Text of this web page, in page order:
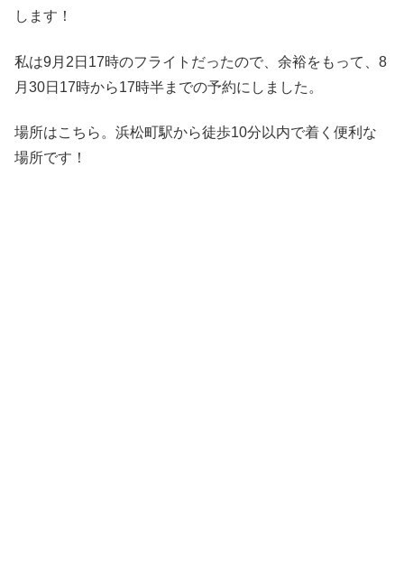
します！
私は9月2日17時のフライトだったので、余裕をもって、8
月30日17時から17時半までの予約にしました。
場所はこちら。浜松町駅から徒歩10分以内で着く便利な
場所です！